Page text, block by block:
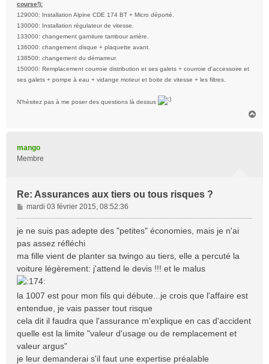
course!):
129000: Installation Alpine CDE 174 BT + Micro déporté.
130000: Installation régulateur de vitesse.
133000: changement garniture tambour arrière.
136000: changement disque + plaquette avant.
138500: changement du démarreur.
150000: Remplacement courroie distribution et ses galets + courroie d'accessoire et
ses galets + pompe à eau + vidange moteur et boite de vitesse + les filtres.
N'hésitez pas à me poser des questions là dessus
mango
Membre
Re: Assurances aux tiers ou tous risques ?
M
e
s
g
e
mardi 03 février 2015, 08:52:36
je ne suis pas adepte des "petites" économies, mais je n'ai
pas assez réfléchi
ma fille vient de planter sa twingo au tiers, elle a percuté la
voiture légèrement: j'attend le devis !!! et le malus
la 1007 est pour mon fils qui débute...je crois que l'affaire est
entendue, je vais passer tout risque
cela dit il faudra que l'assurance m'explique en cas d'accident
quelle est la limite "valeur d'usage ou de remplacement et
valeur argus"
je leur demanderai s'il faut une expertise préalable